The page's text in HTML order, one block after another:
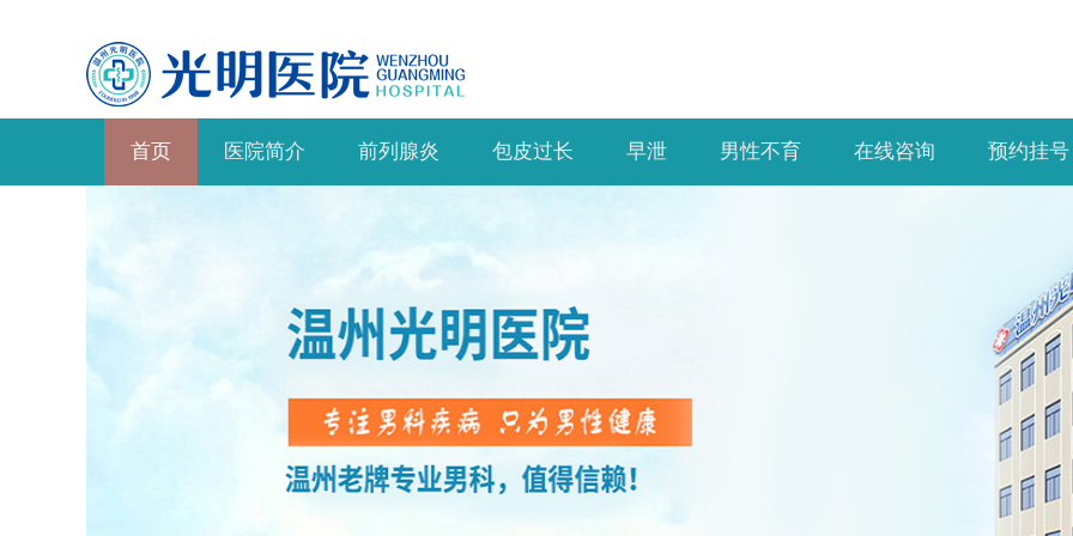
首页 医院简介 前列腺炎 包皮过长 早泄 男性不育 在线咨询 预约挂号